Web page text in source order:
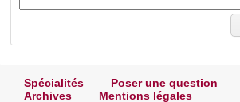
Spécialités Poser une question
Archives
Mentions légales